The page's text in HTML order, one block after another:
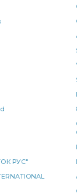
Крестовина
Е-3
РУС"